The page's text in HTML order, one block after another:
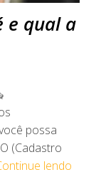
e qual a
possa
(Cadastro
lendo